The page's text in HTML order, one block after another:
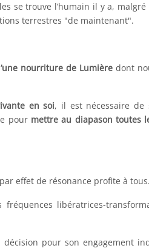
se trouve l’humain il y a,
terrestres "de maintenant".
nourriture de Lumière dont
en soi, il est nécessaire de
pour mettre au diapason toutes
effet de résonance profite à tous.
libératrices-
pour son engagement